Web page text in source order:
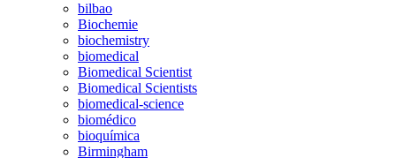
bilbao
Biochemie
biochemistry
biomedical
Biomedical Scientist
Biomedical Scientists
biomedical-science
biomédico
bioquímica
Birmingham